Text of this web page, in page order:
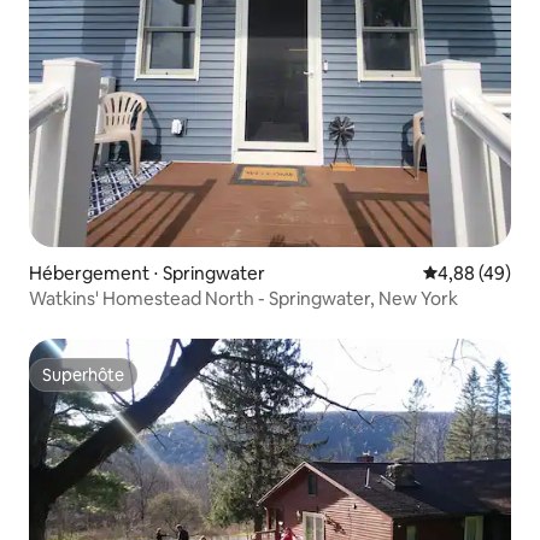
Hébergement ⋅ Springwater Évaluation
4,88 (49)
Watkins' Homestead North - Springwater, New York
Superhôte
Superhôte